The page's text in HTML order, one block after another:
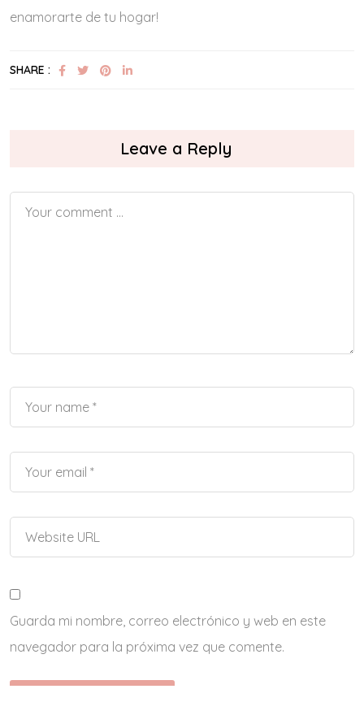
enamorarte de tu hogar!
SHARE :
Leave a Reply
Guarda mi nombre, correo electrónico y web en este
navegador para la próxima vez que comente.